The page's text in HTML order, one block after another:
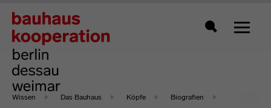
Zeigt
Wissen Das Bauhaus Köpfe Biografien